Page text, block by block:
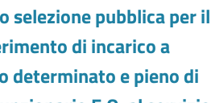
selezione pubblica per il
di incarico a
determinato e pieno di